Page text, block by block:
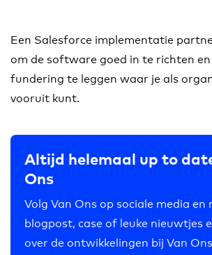
Een Salesforce implementatie
om de software goed in te richten
fundering te leggen waar je als
vooruit kunt.
Altijd helemaal up to
Ons
Volg Van Ons op sociale media en
blogpost, case of leuke nieuwtjes
over de ontwikkelingen bij Van